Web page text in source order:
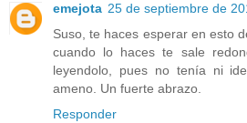
emejota 25 de septiembre de
Suso, te haces esperar en esto
cuando lo haces te sale
leyendolo, pues no tenía ni
ameno. Un fuerte abrazo.
Responder